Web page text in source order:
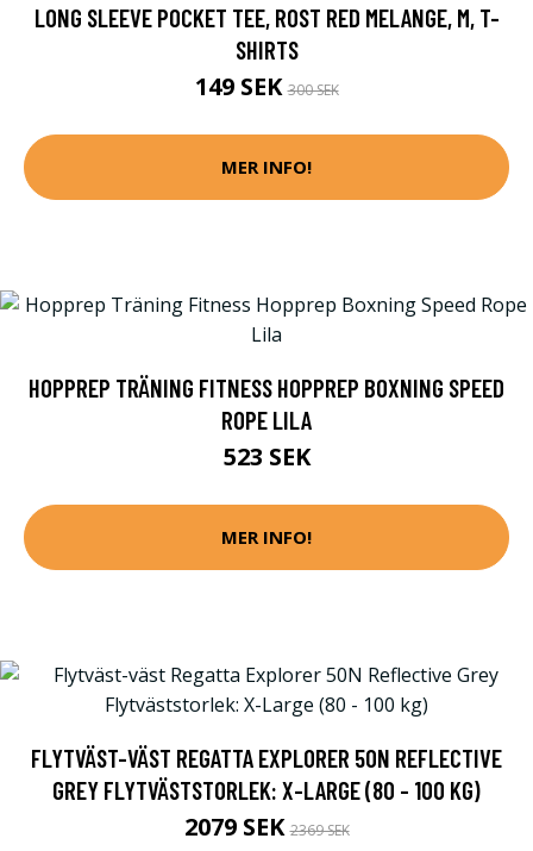
LONG SLEEVE POCKET TEE, ROST RED MELANGE, M, T-
SHIRTS
149 SEK300 SEK
MER INFO!
HOPPREP TRÄNING FITNESS HOPPREP BOXNING SPEED
ROPE LILA
523 SEK
MER INFO!
FLYTVÄST-VÄST REGATTA EXPLORER 50N REFLECTIVE
GREY FLYTVÄSTSTORLEK: X-LARGE (80 - 100 KG)
2079 SEK2369 SEK